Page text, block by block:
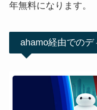
年無料になります。
ahamo経由での